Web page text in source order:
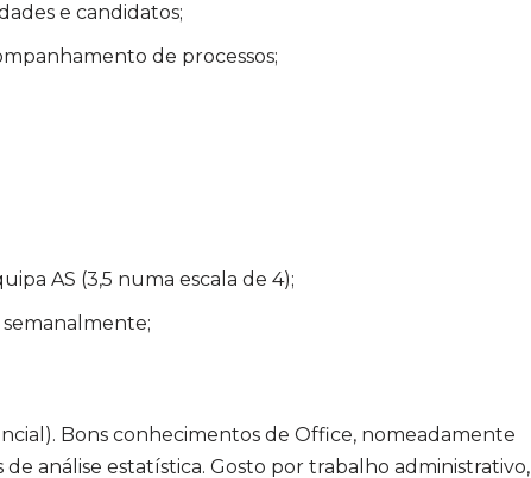
e candidatos;
de processos;
AS (3,5 numa escala de 4);
semanalmente;
Bons conhecimentos de Office, nomeadamente
análise estatística. Gosto por trabalho administrativo,